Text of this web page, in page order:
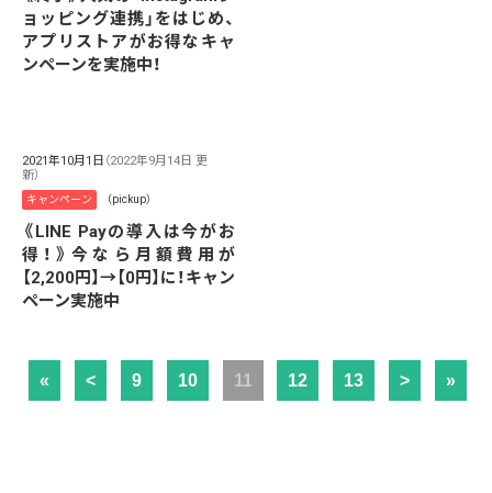
ョッピング連携」をはじめ、
アプリストアがお得なキャ
ンペーンを実施中！
2021年10月1日 （2022年9月14日 更
新）
キャンペーン （pickup）
《LINE Payの導入は今がお
得！》今なら月額費用が
【2,200円】→【0円】に！キャン
ペーン実施中
« < 9 10 11 12 13 > »